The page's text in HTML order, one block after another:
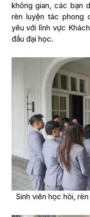
không gian, các bạn
rèn luyện tác phong
yêu với lĩnh vực
đầu đại học.
Sinh viên học hỏi,